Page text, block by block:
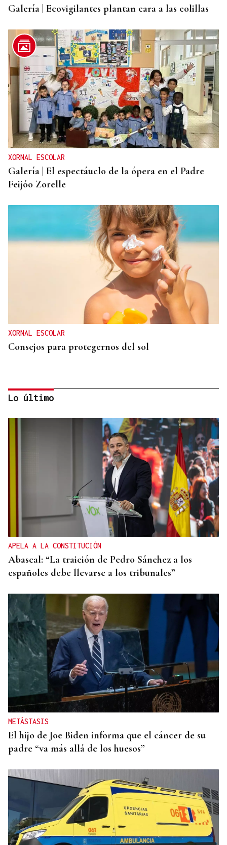
Galería | Ecovigilantes plantan cara a las colillas
XORNAL ESCOLAR
Galería | El espectáuclo de la ópera en el Padre
Feijóo Zorelle
XORNAL ESCOLAR
Consejos para protegernos del sol
No es un adiós, es un hasta siempre, querida Marila
Lo último
APELA A LA CONSTITUCIÓN
Abascal: “La traición de Pedro Sánchez a los
españoles debe llevarse a los tribunales”
METÁSTASIS
El hijo de Joe Biden informa que el cáncer de su
padre “va más allá de los huesos”